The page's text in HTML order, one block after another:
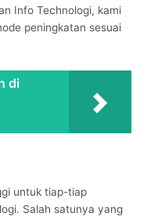
Info Technologi, kami
peningkatan sesuai
di
untuk tiap-tiap
Salah satunya yang